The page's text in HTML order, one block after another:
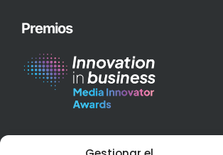
Premios